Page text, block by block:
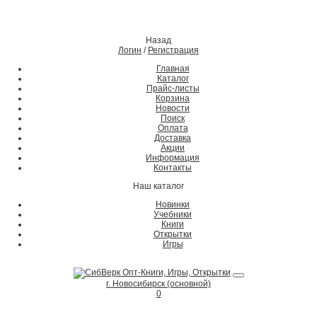
Назад
Логин / Регистрация
Главная
Каталог
Прайс-листы
Корзина
Новости
Поиск
Оплата
Доставка
Акции
Информация
Контакты
Наш каталог
Новинки
Учебники
Книги
Открытки
Игры
г. Новосибирск (основной)
0